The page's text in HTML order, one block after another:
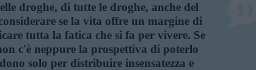
droghe, di tutte le droghe, anche del
se la vita offre un margine di
tutta la fatica che si fa per vivere. Se
c'è neppure la prospettiva di poterlo
solo per distribuire insensatezza e